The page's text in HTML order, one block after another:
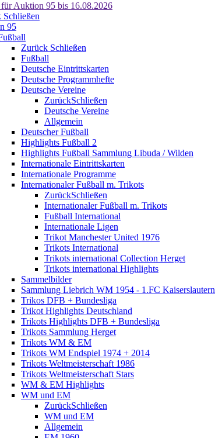
Auktion 95 bis 16.08.2026
Schließen
95
Zurück Schließen
Fußball
Deutsche Eintrittskarten
Deutsche Programmhefte
Deutsche Vereine
ZurückSchließen
Deutsche Vereine
Allgemein
Deutscher Fußball
Highlights Fußball 2
Highlights Fußball Sammlung Libuda / Wilden
Internationale Eintrittskarten
Internationale Programme
Internationaler Fußball m. Trikots
ZurückSchließen
Internationaler Fußball m. Trikots
Fußball International
Internationale Ligen
Trikot Manchester United 1976
Trikots International
Trikots international Collection Herget
Trikots international Highlights
Sammelbilder
Sammlung Liebrich WM 1954 - 1.FC Kaiserslautern
Trikos DFB + Bundesliga
Trikot Highlights Deutschland
Trikots Highlights DFB + Bundesliga
Trikots Sammlung Herget
Trikots WM & EM
Trikots WM Endspiel 1974 + 2014
Trikots Weltmeisterschaft 1986
Trikots Weltmeisterschaft Stars
WM & EM Highlights
WM und EM
ZurückSchließen
WM und EM
Allgemein